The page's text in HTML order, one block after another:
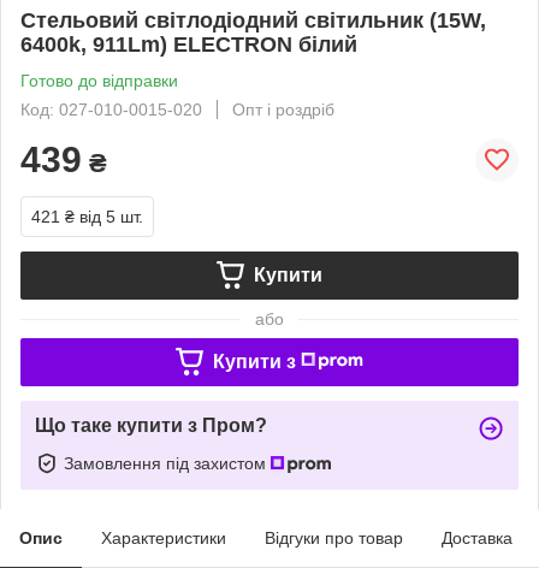
Стельовий світлодіодний світильник (15W,
6400k, 911Lm) ELECTRON білий
Готово до відправки
Код: 027-010-0015-020
Опт і роздріб
439 ₴
421 ₴ від 5 шт.
Купити
або
Купити з
Що таке купити з Пром?
Замовлення під захистом
Опис Характеристики Відгуки про товар Доставка